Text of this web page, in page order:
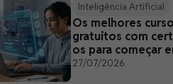
Inteligência Artificial
Os melhores
gratuitos com
os para começar
27/07/2026